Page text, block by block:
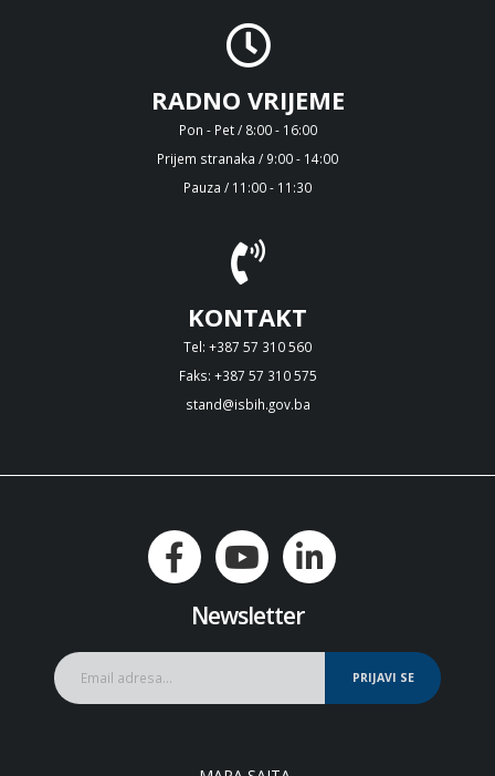
RADNO VRIJEME
Pon - Pet / 8:00 - 16:00
Prijem stranaka / 9:00 - 14:00
Pauza / 11:00 - 11:30
KONTAKT
Tel: +387 57 310 560
Faks: +387 57 310 575
stand@isbih.gov.ba
Newsletter
PRIJAVI SE